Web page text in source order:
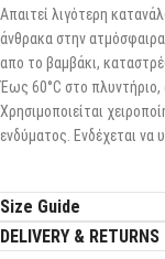
Απαιτεί λιγότερη
άνθρακα στην
απο το βαμβάκι,
Έως 60°C στο πλυντήριο,
Χρησιμοποιείται
ενδύματος. Ενδέχεται να
Size Guide
DELIVERY & RETURNS